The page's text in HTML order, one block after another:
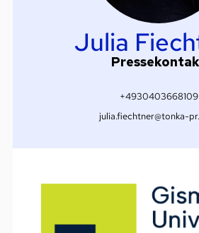
Julia
+4930403668109
julia.fiechtner@tonka-